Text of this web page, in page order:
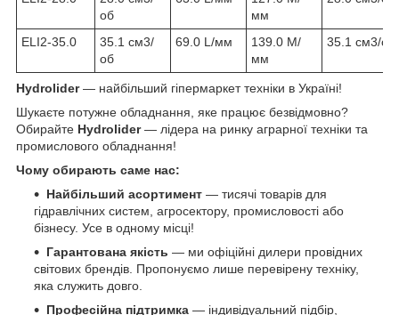
об
мм
ELI2-35.0
35.1 см3/
об
69.0 L/мм
139.0 М/
мм
35.1 см3/об
Hydrolider— найбільший гіпермаркет техніки в Україні!
Шукаєте потужне обладнання, яке працює безвідмовно?
Обирайте Hydrolider— лідера на ринку аграрної техніки та
промислового обладнання!
Чому обирають саме нас:
Найбільший асортимент — тисячі товарів для
гідравлічних систем, агросектору, промисловості або
бізнесу. Усе в одному місці!
Гарантована якість — ми офіційні дилери провідних
світових брендів. Пропонуємо лише перевірену техніку,
яка служить довго.
Професійна підтримка — індивідуальний підбір,